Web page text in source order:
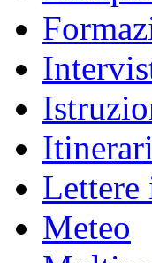
Itinerari
Lettere
Meteo